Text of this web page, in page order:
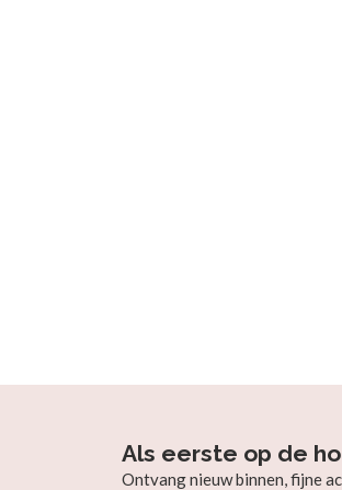
Als eerste op de
Ontvang nieuw binnen, fijne